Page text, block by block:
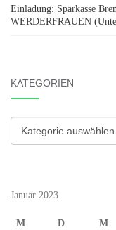
Einladung: Sparkasse
WERDERFRAUEN
KATEGORIEN
Kategorien
Januar 2023
M D M